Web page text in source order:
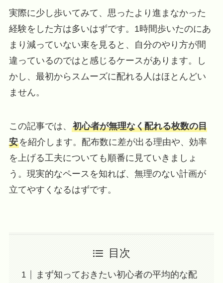
実際に少し歩いてみて、思ったより進まなかった
経験をした方は多いはずです。1時間歩いたのにあ
まり減っていない束を見ると、自分のやり方が間
違っているのではと感じるケースがあります。し
かし、最初からスムーズに配れる人はほとんどい
ません。
この記事では、 初心者が無理なく配れる枚数の目
安を紹介します。配布数に差が出る理由や、効率
を上げる工夫についても順番に見ていきましょ
う。現実的なペースを知れば、無理のない計画が
立てやすくなるはずです。
目次
まず知っておきたい初心者の平均的な配